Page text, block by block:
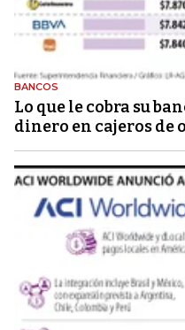
BANCOS
Lo que le cobra su
dinero en cajeros de